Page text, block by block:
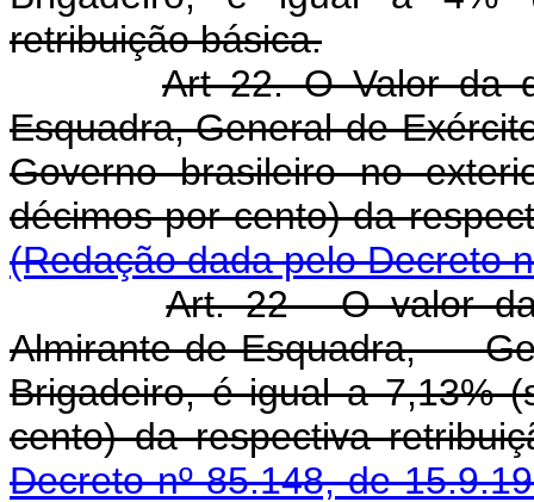
retribuição básica.
Art 22. O Valor da
Esquadra, General-de-
Governo brasileiro no
décimos por cento) da
(Redação dada pelo Decreto
Art. 22 - O valor
Almirante-de-Esquadra,
Brigadeiro, é igual a 7,13%
cento) da respectiva
Decreto nº 85.148, de